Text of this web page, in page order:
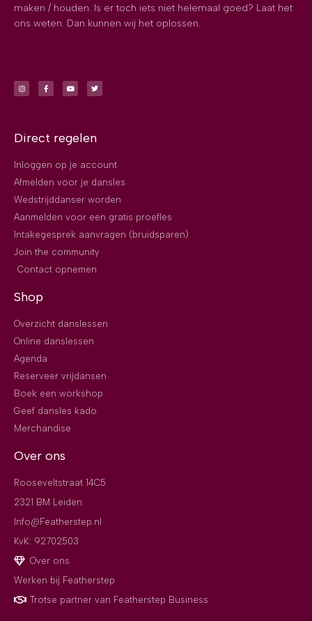
maken / houden. Is er toch iets niet helemaal goed? Laat het
ons weten. Dan kunnen wij het oplossen.
Direct regelen
Inloggen op je account
Afmelden voor je dansles
Wedstrijddanser worden
Aanmelden voor een gratis proefles
Intakegesprek aanvragen (bruidsparen)
Join the community
Contact opnemen
Shop
Overzicht danslessen
Online danslessen
Agenda
Reserveer vrijdansen
Boek een workshop
Geef dansles kado
Merchandise
Over ons
Rooseveltstraat 14C5
2321 BM Leiden
Info@Featherstep.nl
KvK: 92702503
Over ons
Werken bij Featherstep
Trotse partner van Featherstep Business